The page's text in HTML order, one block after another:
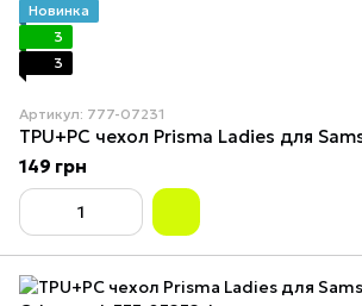
Новинка
3
3
Артикул: 777-07231
149 грн